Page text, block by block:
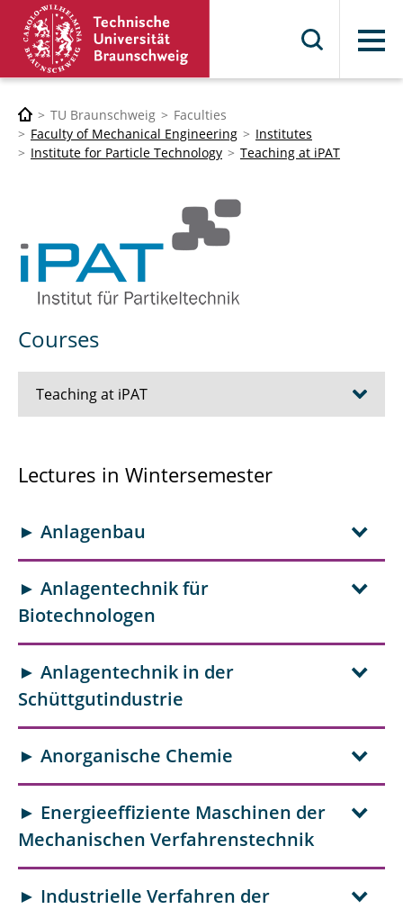
Menu
TU Braunschweig
Faculties
Faculty of Mechanical Engineering
Institutes
Institute for Particle Technology
Teaching at iPAT
Courses
Teaching at iPAT
Lectures in Wintersemester
► Anlagenbau
► Anlagentechnik für
Biotechnologen
► Anlagentechnik in der
Schüttgutindustrie
► Anorganische Chemie
► Energieeffiziente Maschinen der
Mechanischen Verfahrenstechnik
► Industrielle Verfahren der